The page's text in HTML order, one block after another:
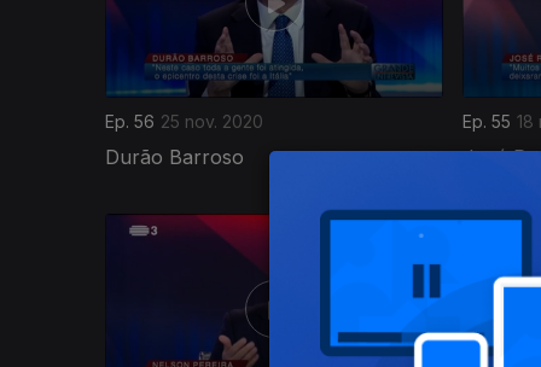
Ep. 56 25 nov. 2020
Durão Barroso
Ep. 55 18
José
495029